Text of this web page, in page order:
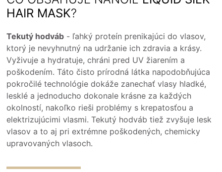
HAIR MASK?
Tekutý hodváb - ľahký proteín prenikajúci do vlasov,
ktorý je nevyhnutný na udržanie ich zdravia a krásy.
Vyživuje a hydratuje, chráni pred UV žiarením a
poškodením. Táto čisto prírodná látka napodobňujúca
pokročilé technológie dokáže zanechať vlasy hladké,
lesklé a jednoducho dokonale krásne za každých
okolností, nakoľko rieši problémy s krepatosťou a
elektrizujúcimi vlasmi. Tekutý hodváb tiež zvyšuje lesk
vlasov a to aj pri extrémne poškodených, chemicky
upravovaných vlasoch.